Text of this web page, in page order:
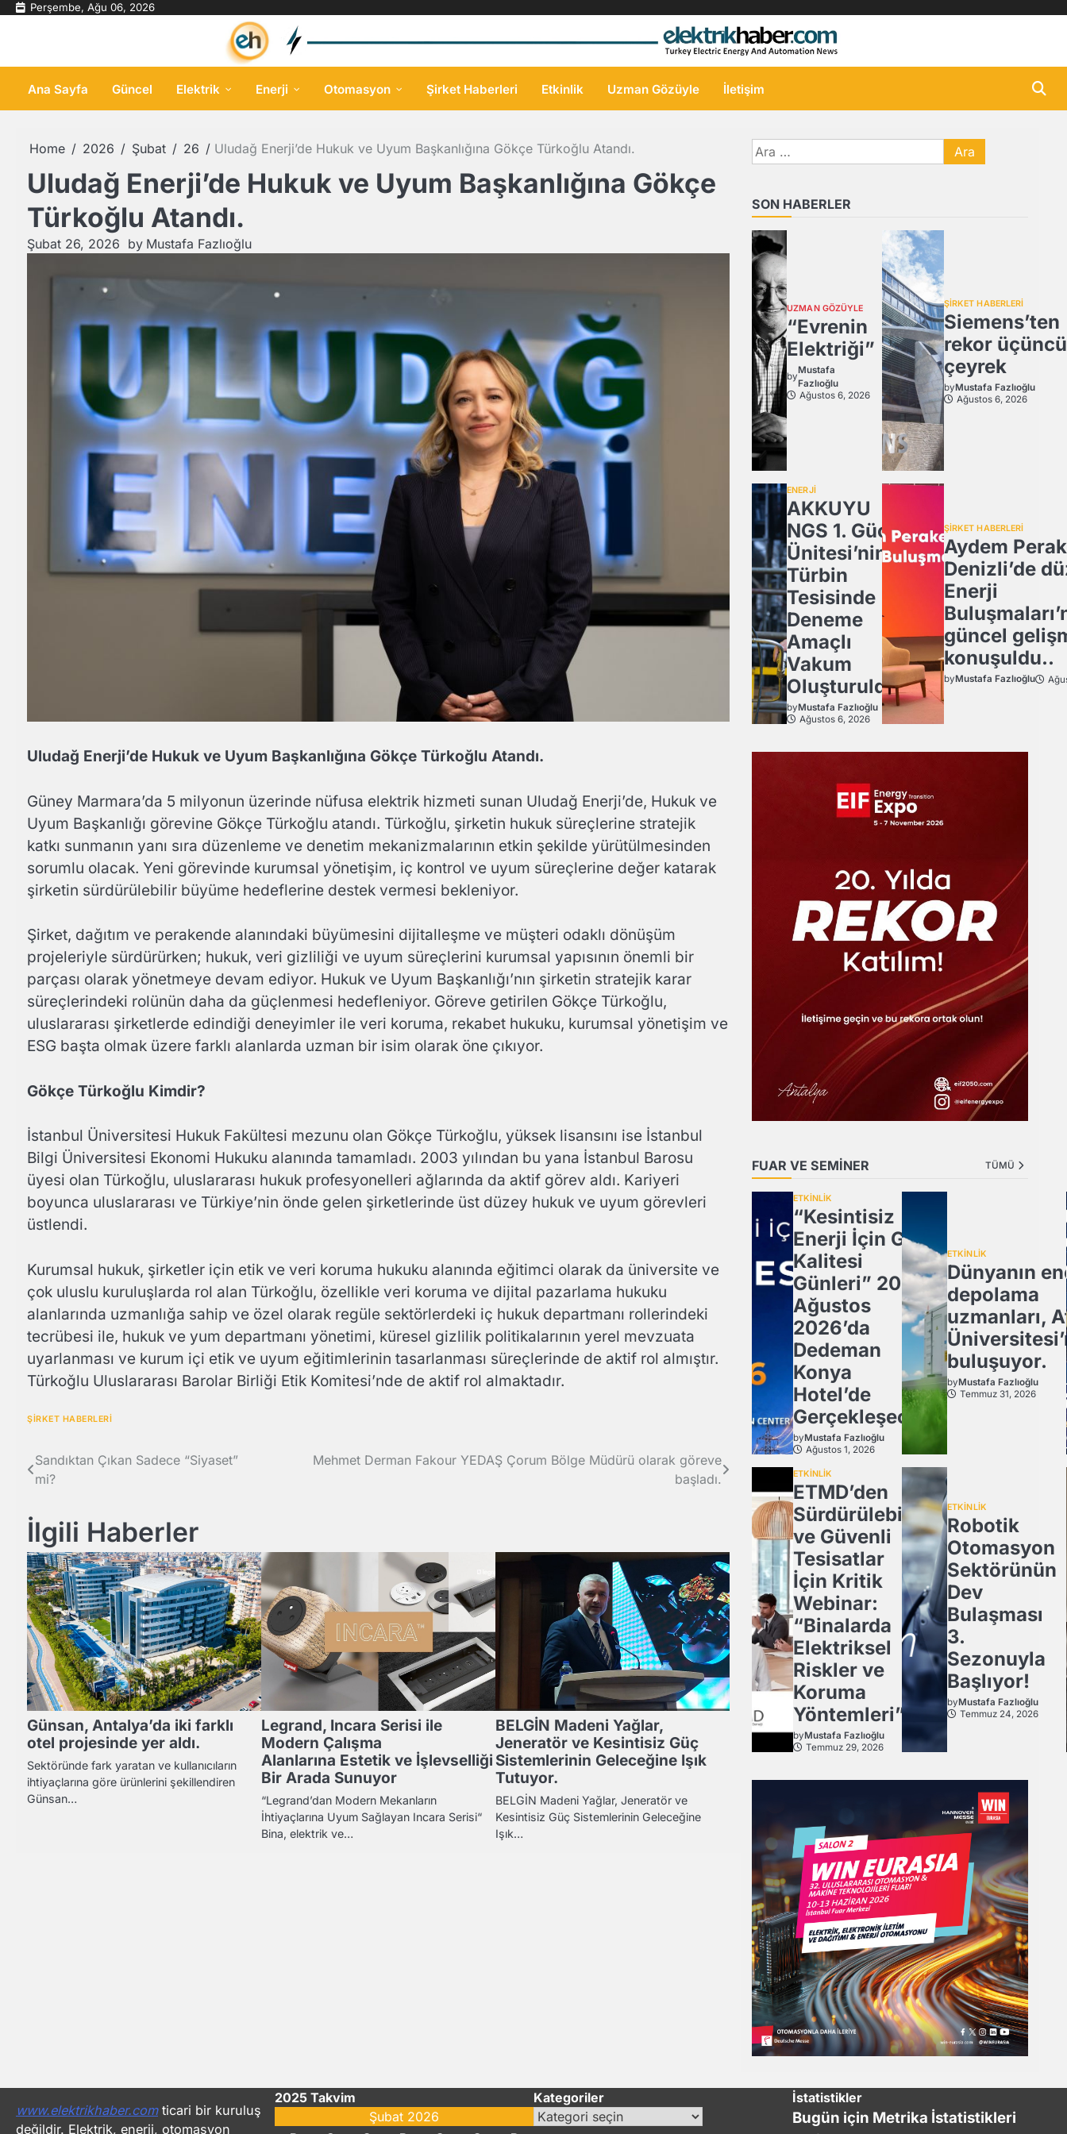
Skip Perşembe, Ağu 06, 2026
Ana Sayfa Güncel Elektrik Enerji Otomasyon Şirket Haberleri Etkinlik Uzman Gözüyle İletişim
Home 2026 Şubat 26 Uludağ Enerji’de Hukuk ve Uyum Başkanlığına Gökçe Türkoğlu Atandı.
Uludağ Enerji’de Hukuk ve Uyum Başkanlığına Gökçe
Türkoğlu Atandı.
Şubat 26, 2026 by Mustafa Fazlıoğlu
Uludağ Enerji’de Hukuk ve Uyum Başkanlığına Gökçe Türkoğlu Atandı.
Güney Marmara’da 5 milyonun üzerinde nüfusa elektrik hizmeti sunan Uludağ Enerji’de, Hukuk ve
Uyum Başkanlığı görevine Gökçe Türkoğlu atandı. Türkoğlu, şirketin hukuk süreçlerine stratejik
katkı sunmanın yanı sıra düzenleme ve denetim mekanizmalarının etkin şekilde yürütülmesinden
sorumlu olacak. Yeni görevinde kurumsal yönetişim, iç kontrol ve uyum süreçlerine değer katarak
şirketin sürdürülebilir büyüme hedeflerine destek vermesi bekleniyor.
Şirket, dağıtım ve perakende alanındaki büyümesini dijitalleşme ve müşteri odaklı dönüşüm
projeleriyle sürdürürken; hukuk, veri gizliliği ve uyum süreçlerini kurumsal yapısının önemli bir
parçası olarak yönetmeye devam ediyor. Hukuk ve Uyum Başkanlığı’nın şirketin stratejik karar
süreçlerindeki rolünün daha da güçlenmesi hedefleniyor. Göreve getirilen Gökçe Türkoğlu,
uluslararası şirketlerde edindiği deneyimler ile veri koruma, rekabet hukuku, kurumsal yönetişim ve
ESG başta olmak üzere farklı alanlarda uzman bir isim olarak öne çıkıyor.
Gökçe Türkoğlu Kimdir?
İstanbul Üniversitesi Hukuk Fakültesi mezunu olan Gökçe Türkoğlu, yüksek lisansını ise İstanbul
Bilgi Üniversitesi Ekonomi Hukuku alanında tamamladı. 2003 yılından bu yana İstanbul Barosu
üyesi olan Türkoğlu, uluslararası hukuk profesyonelleri ağlarında da aktif görev aldı. Kariyeri
boyunca uluslararası ve Türkiye’nin önde gelen şirketlerinde üst düzey hukuk ve uyum görevleri
üstlendi.
Kurumsal hukuk, şirketler için etik ve veri koruma hukuku alanında eğitimci olarak da üniversite ve
çok uluslu kuruluşlarda rol alan Türkoğlu, özellikle veri koruma ve dijital pazarlama hukuku
alanlarında uzmanlığa sahip ve özel olarak regüle sektörlerdeki iç hukuk departmanı rollerindeki
tecrübesi ile, hukuk ve yum departmanı yönetimi, küresel gizlilik politikalarının yerel mevzuata
uyarlanması ve kurum içi etik ve uyum eğitimlerinin tasarlanması süreçlerinde de aktif rol almıştır.
Türkoğlu Uluslararası Barolar Birliği Etik Komitesi’nde de aktif rol almaktadır.
ŞİRKET HABERLERİ
Yazı
Sandıktan Çıkan Sadece “Siyaset”
mi?
Mehmet Derman Fakour YEDAŞ Çorum Bölge Müdürü olarak göreve
başladı.
İlgili Haberler
Günsan, Antalya’da iki farklı
otel projesinde yer aldı.
Sektöründe fark yaratan ve kullanıcıların
ihtiyaçlarına göre ürünlerini şekillendiren
Günsan…
Legrand, Incara Serisi ile
Modern Çalışma
Alanlarına Estetik ve İşlevselliği
Bir Arada Sunuyor
“Legrand’dan Modern Mekanların
İhtiyaçlarına Uyum Sağlayan Incara Serisi“
Bina, elektrik ve…
BELGİN Madeni Yağlar,
Jeneratör ve Kesintisiz Güç
Sistemlerinin Geleceğine Işık
Tutuyor.
BELGİN Madeni Yağlar, Jeneratör ve
Kesintisiz Güç Sistemlerinin Geleceğine
Işık…
Arama:
SON HABERLER
UZMAN GÖZÜYLE
“Evrenin
Elektriği”
by
Mustafa
Fazlıoğlu
Ağustos 6, 2026
ŞİRKET HABERLERİ
Siemens’ten
rekor üçüncü
çeyrek
byMustafa Fazlıoğlu
Ağustos 6, 2026
ENERJİ
AKKUYU
NGS 1. Güç
Ünitesi’nin
Türbin
Tesisinde
Deneme
Amaçlı
Vakum
Oluşturuldu.
byMustafa Fazlıoğlu
Ağustos 6, 2026
ŞİRKET HABERLERİ
Aydem
Denizli’de
Enerji
güncel
konuşuldu..
byMustafa Fazlıoğlu
FUAR VE SEMİNER TÜMÜ
ETKİNLİK
“Kesintisiz
Enerji İçin Güç
Kalitesi
Günleri” 20
Ağustos
2026’da
Dedeman
Konya
Hotel’de
Gerçekleşecek
byMustafa Fazlıoğlu
Ağustos 1, 2026
ETKİNLİK
Dünyanın
depolama
uzmanları,
buluşuyor.
byMustafa Fazlıoğlu
Temmuz 31, 2026
ETKİNLİK
ETMD’den
Sürdürülebilir
ve Güvenli
Tesisatlar
İçin Kritik
Webinar:
“Binalarda
Elektriksel
Riskler ve
Koruma
Yöntemleri”
byMustafa Fazlıoğlu
Temmuz 29, 2026
ETKİNLİK
Robotik
Otomasyon
Sektörünün
Dev
Bulaşması
3.
Sezonuyla
Başlıyor!
byMustafa Fazlıoğlu
Temmuz 24, 2026
www.elektrikhaber.comticari bir kuruluş
değildir. Elektrik, enerji, otomasyon
2025 Takvim
Şubat 2026
Kategoriler
Kategoriler
İstatistikler
Bugün için Metrika İstatistikleri